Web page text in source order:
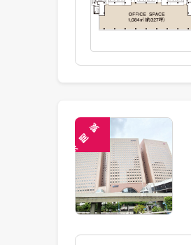
未
閲
覧